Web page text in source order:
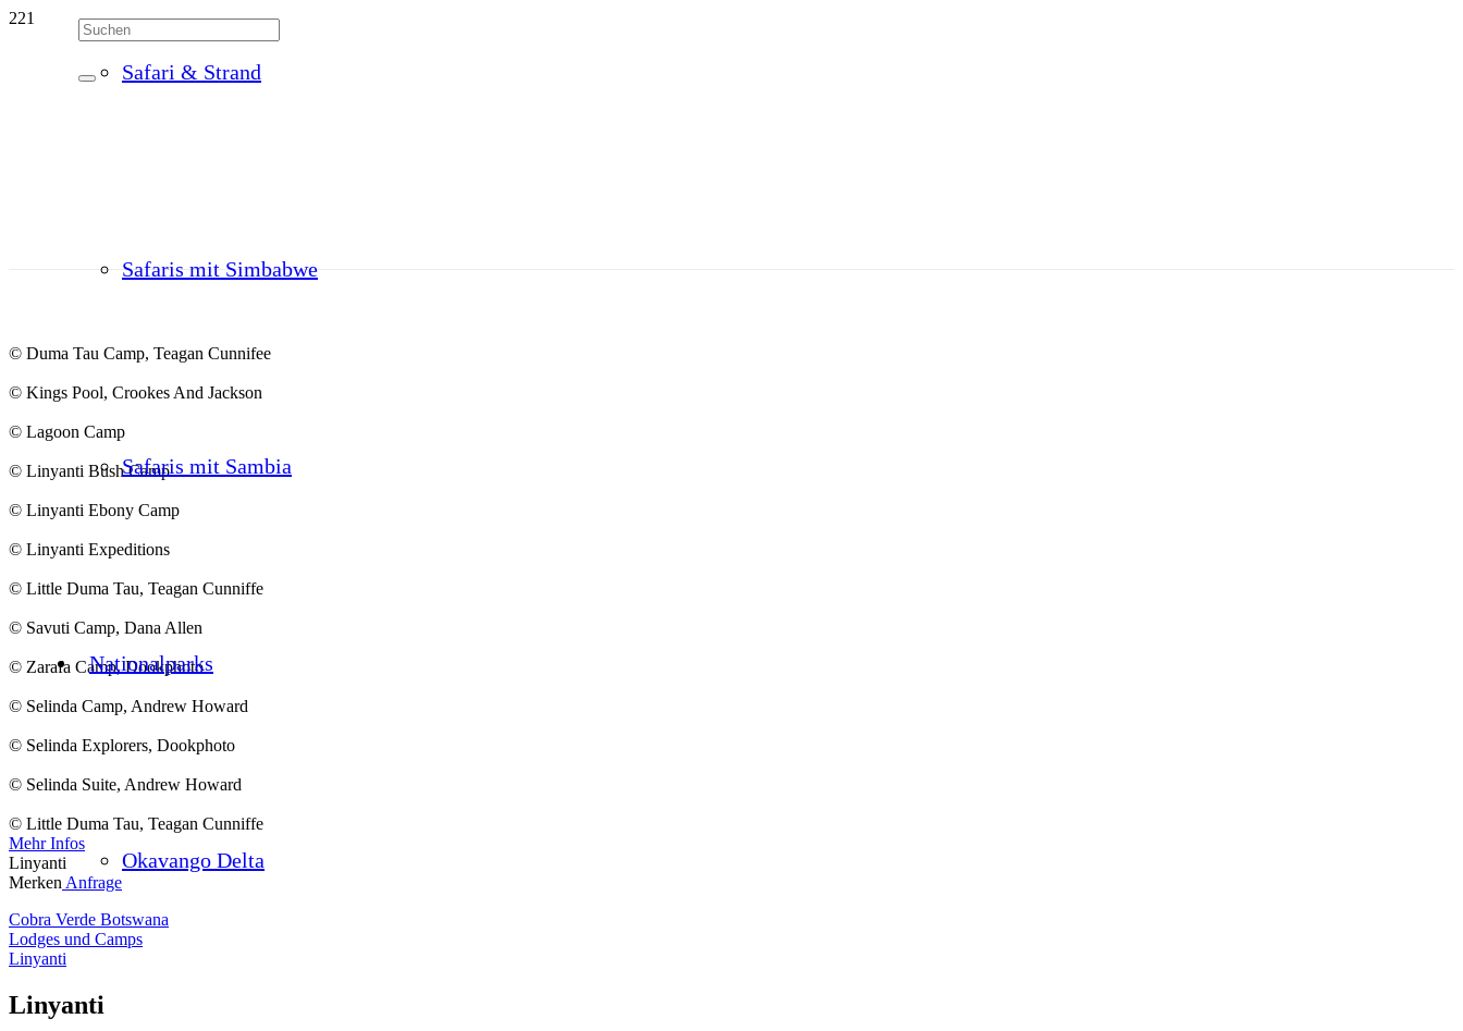
Safari & Strand
Safaris mit Simbabwe
Safaris mit Sambia
Nationalparks
Okavango Delta
© Duma Tau Camp, Teagan Cunnifee
© Kings Pool, Crookes And Jackson
© Lagoon Camp
© Linyanti Bush Camp
© Linyanti Ebony Camp
© Linyanti Expeditions
© Little Duma Tau, Teagan Cunniffe
© Savuti Camp, Dana Allen
© Zarafa Camp, Dookphoto
© Selinda Camp, Andrew Howard
© Selinda Explorers, Dookphoto
© Selinda Suite, Andrew Howard
© Little Duma Tau, Teagan Cunniffe
Mehr Infos
Linyanti
Merken Anfrage
Cobra Verde Botswana
Lodges und Camps
Linyanti
Linyanti